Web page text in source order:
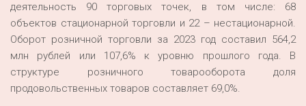
деятельность 90 торговых точек, в том числе: 68
объектов стационарной торговли и 22 – нестационарной.
Оборот розничной торговли за 2023 год составил 564,2
млн рублей или 107,6% к уровню прошлого года. В
структуре розничного товарооборота доля
продовольственных товаров составляет 69,0%.